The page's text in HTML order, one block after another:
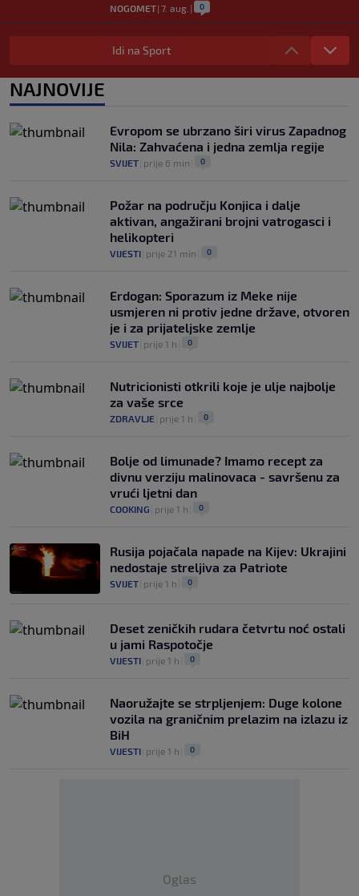
NOGOMET| 7. aug. | 0
UEFA pokreće istragu: Je li Infantino
namjeravao prodati prava na Svjetsko
NOGOMET|7. aug.| 0
nisu pozvali na ostavku
NOGOMET |7. aug.| 0
Idi na Sport
NAJNOVIJE
Evropom se ubrzano širi virus Zapadnog
Nila: Zahvaćena i jedna zemlja regije
SVIJET prije 6 min 0
Požar na području Konjica i dalje
aktivan, angažirani brojni vatrogasci i
helikopteri
VIJESTI prije 21 min 0
Erdogan: Sporazum iz Meke nije
usmjeren ni protiv jedne države, otvoren
je i za prijateljske zemlje
SVIJET prije 1 h 0
Nutricionisti otkrili koje je ulje najbolje
za vaše srce
ZDRAVLJE prije 1 h 0
Bolje od limunade? Imamo recept za
divnu verziju malinovaca - savršenu za
vrući ljetni dan
COOKING prije 1 h 0
Rusija pojačala napade na Kijev: Ukrajini
nedostaje streljiva za Patriote
SVIJET prije 1 h 0
Deset zeničkih rudara četvrtu noć ostali
u jami Raspotočje
VIJESTI prije 1 h 0
Naoružajte se strpljenjem: Duge kolone
vozila na graničnim prelazim na izlazu iz
BiH
VIJESTI prije 1 h 0
Oglas